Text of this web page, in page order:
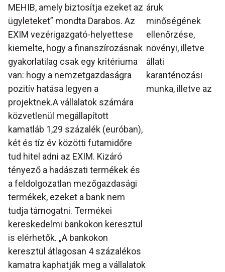
MEHIB, amely biztosítja ezeket az
ügyleteket” mondta Darabos. Az
EXIM vezérigazgató-helyettese
kiemelte, hogy a finanszírozásnak
gyakorlatilag csak egy kritériuma
van: hogy a nemzetgazdaságra
pozitív hatása legyen a
projektnek.A vállalatok számára
közvetlenül megállapított
kamatláb 1,29 százalék (euróban),
két és tíz év közötti futamidőre
tud hitel adni az EXIM. Kizáró
tényező a hadászati termékek és
a feldolgozatlan mezőgazdasági
termékek, ezeket a bank nem
tudja támogatni. Termékei
kereskedelmi bankokon keresztül
is elérhetők. „A bankokon
keresztül átlagosan 4 százalékos
kamatra kaphatják meg a vállalatok
áruk
minőségének
ellenőrzése,
növényi, illetve
állati
karanténozási
munka, illetve az